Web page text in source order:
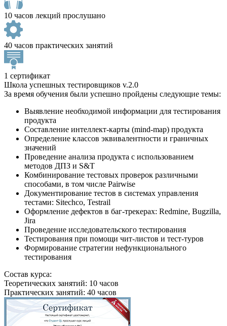
10 часов лекций прослушано
40 часов практических занятий
1 сертификат
Школа успешных тестировщиков v.2.0
За время обучения были успешно пройдены следующие темы:
Выявление необходимой информации для тестирования
продукта
Составление интеллект-карты (mind-map) продукта
Определение классов эквивалентности и граничных
значений
Проведение анализа продукта с использованием
методов ДПЗ и S&T
Комбинирование тестовых проверок различными
способами, в том числе Pairwise
Документирование тестов в системах управления
тестами: Sitechсo, Testrail
Оформление дефектов в баг-трекерах: Redmine, Bugzilla,
Jira
Проведение исследовательского тестирования
Тестирования при помощи чит-листов и тест-туров
Формирование стратегии нефункционального
тестирования
Состав курса:
Теоретических занятий: 10 часов
Практических занятий: 40 часов